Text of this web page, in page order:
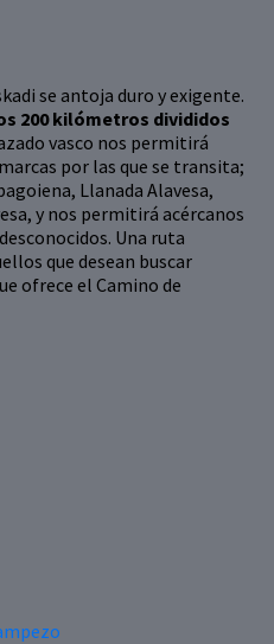
se antoja duro y exigente.
200 kilómetros divididos
vasco nos permitirá
por las que se transita;
Llanada Alavesa,
y nos permitirá acércanos
Una ruta
que desean buscar
ofrece el Camino de